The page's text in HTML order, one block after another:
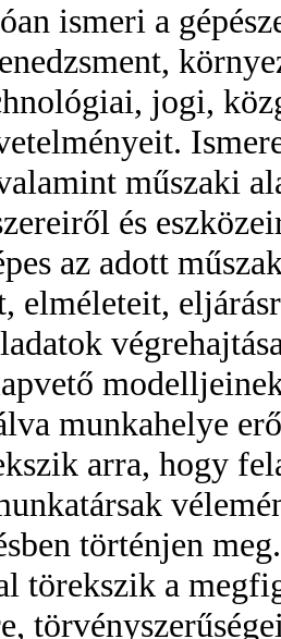
ismeri a
jogi,
műszaki
és
az adott
elméleteit,
munkahelye
arra, hogy
történjen
törekszik a